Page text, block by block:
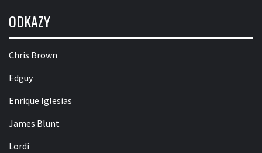
ODKAZY
Chris Brown
Edguy
Enrique Iglesias
James Blunt
Lordi